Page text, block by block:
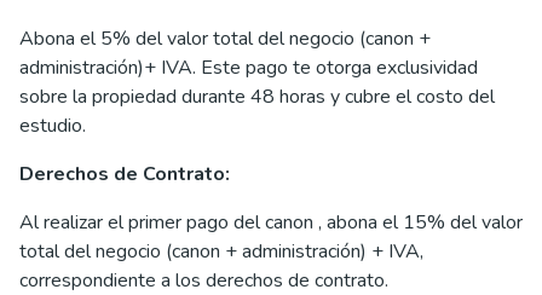
Abona el 5% del valor total del negocio (canon +
administración)+ IVA. Este pago te otorga exclusividad
sobre la propiedad durante 48 horas y cubre el costo del
estudio.
Derechos de Contrato:
Al realizar el primer pago del canon , abona el 15% del valor
total del negocio (canon + administración) + IVA,
correspondiente a los derechos de contrato.